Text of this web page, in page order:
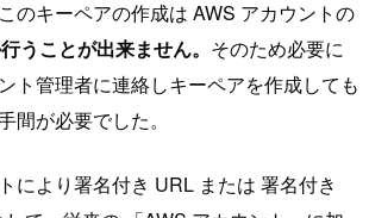
のキーペアの作成は AWS アカウントの
うことが出来ません。 そのため必要に
ト管理者に連絡しキーペアを作成しても
間が必要でした。
により署名付き URL または 署名付き